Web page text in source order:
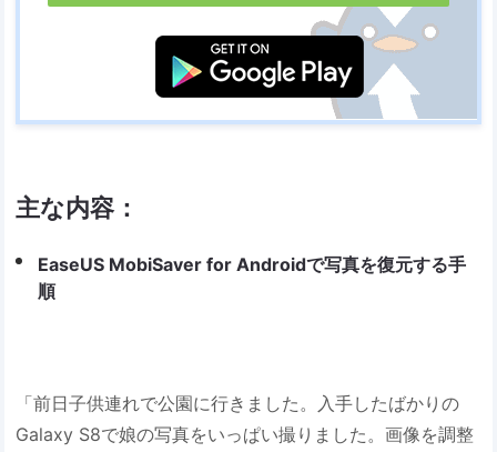
主な内容：
EaseUS MobiSaver for Androidで写真を復元する手
順
「前日子供連れで公園に行きました。入手したばかりの
Galaxy S8で娘の写真をいっぱい撮りました。画像を調整